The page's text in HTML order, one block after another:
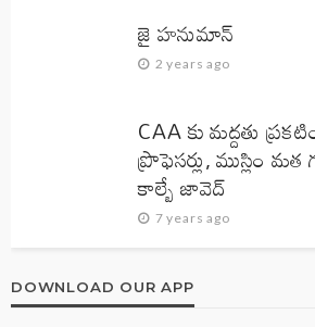
జై హనుమాన్‌
2 years ago
CAA కు మద్దతు
ప్రొఫెసర్లు, ముస్లిం
కాల్బే జావెద్‌
7 years ago
DOWNLOAD OUR APP